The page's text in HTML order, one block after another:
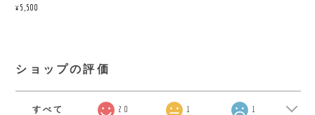
¥5,500
ショップの評価
すべて 20 1 1